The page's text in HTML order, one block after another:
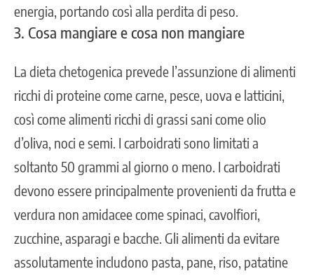
energia, portando così alla perdita di peso.
3. Cosa mangiare e cosa non mangiare
La dieta chetogenica prevede l’assunzione di alimenti
ricchi di proteine come carne, pesce, uova e latticini,
così come alimenti ricchi di grassi sani come olio
d’oliva, noci e semi. I carboidrati sono limitati a
soltanto 50 grammi al giorno o meno. I carboidrati
devono essere principalmente provenienti da frutta e
verdura non amidacee come spinaci, cavolfiori,
zucchine, asparagi e bacche. Gli alimenti da evitare
assolutamente includono pasta, pane, riso, patatine